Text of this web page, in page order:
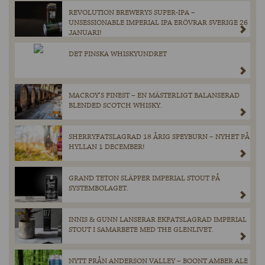
REVOLUTION BREWERYS SUPER-IPA –
UNSESSIONABLE IMPERIAL IPA ERÖVRAR SVERIGE 26
JANUARI!
DET FINSKA WHISKYUNDRET
MACROY’S FINEST – EN MÄSTERLIGT BALANSERAD
BLENDED SCOTCH WHISKY.
SHERRYFATSLAGRAD 18 ÅRIG SPEYBURN – NYHET PÅ
HYLLAN 1 DECEMBER!
GRAND TETON SLÄPPER IMPERIAL STOUT PÅ
SYSTEMBOLAGET.
INNIS & GUNN LANSERAR EKFATSLAGRAD IMPERIAL
STOUT I SAMARBETE MED THE GLENLIVET.
NYTT FRÅN ANDERSON VALLEY – BOONT AMBER ALE